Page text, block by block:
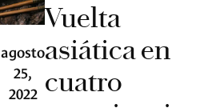
agosto
25,
2022
Vuelta
asiática en
cuatro